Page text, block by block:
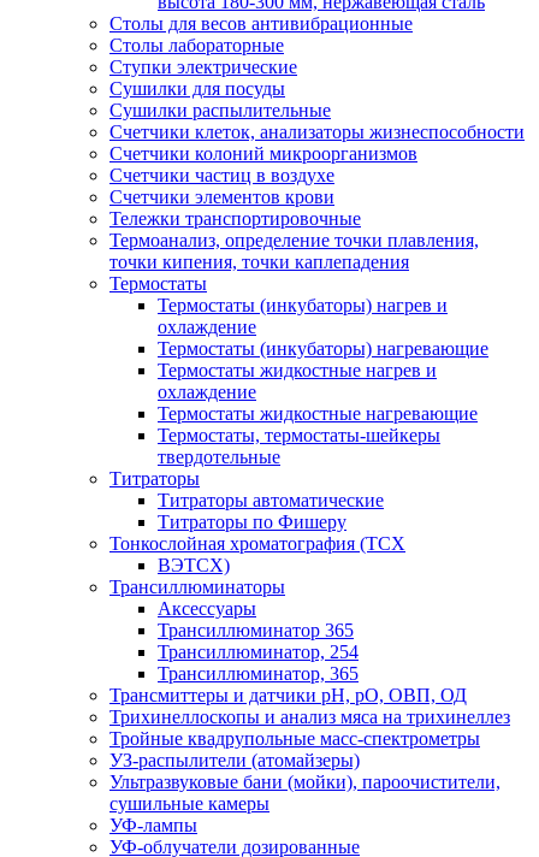
Столы для весов антивибрационные
Столы лабораторные
Ступки электрические
Сушилки для посуды
Сушилки распылительные
Счетчики клеток, анализаторы жизнеспособности
Счетчики колоний микроорганизмов
Счетчики частиц в воздухе
Счетчики элементов крови
Тележки транспортировочные
Термоанализ, определение точки плавления,
точки кипения, точки каплепадения
Термостаты
Термостаты (инкубаторы) нагрев и
охлаждение
Термостаты (инкубаторы) нагревающие
Термостаты жидкостные нагрев и
охлаждение
Термостаты жидкостные нагревающие
Термостаты, термостаты-шейкеры
твердотельные
Титраторы
Титраторы автоматические
Титраторы по Фишеру
Тонкослойная хроматография (ТСХ
ВЭТСХ)
Трансиллюминаторы
Аксессуары
Трансиллюминатор 365
Трансиллюминатор, 254
Трансиллюминатор, 365
Трансмиттеры и датчики рН, рО, ОВП, ОД
Трихинеллоскопы и анализ мяса на трихинеллез
Тройные квадрупольные масс-спектрометры
УЗ-распылители (атомайзеры)
Ультразвуковые бани (мойки), пароочистители,
сушильные камеры
УФ-лампы
УФ-облучатели дозированные